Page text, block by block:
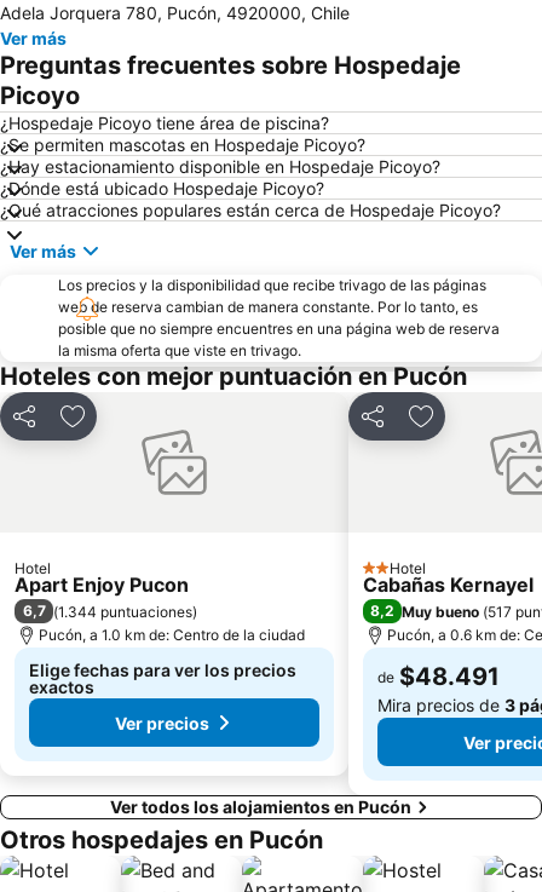
Adela Jorquera 780, Pucón, 4920000, Chile
Ver más
Preguntas frecuentes sobre Hospedaje
Picoyo
¿Hospedaje Picoyo tiene área de piscina?
¿Se permiten mascotas en Hospedaje Picoyo?
¿Hay estacionamiento disponible en Hospedaje Picoyo?
¿Dónde está ubicado Hospedaje Picoyo?
¿Qué atracciones populares están cerca de Hospedaje Picoyo?
Ver más
Los precios y la disponibilidad que recibe trivago de las páginas
web de reserva cambian de manera constante. Por lo tanto, es
posible que no siempre encuentres en una página web de reserva
la misma oferta que viste en trivago.
Hoteles con mejor puntuación en Pucón
CompartirAgregar a favoritos
Hotel
Apart Enjoy Pucon
6,7 (1.344 puntuaciones)
Pucón, a 1.0 km de: Centro de la ciudad
Elige fechas para ver los precios
exactos
Ver precios
CompartirAgregar a
2 Estrellas
Hotel
Cabañas Kernayel
8,2 Muy bueno (517
Pucón, a 0.6 km de:
de $48.491
Mira precios de 3
Ver
Ver todos los alojamientos en Pucón
Otros hospedajes en Pucón